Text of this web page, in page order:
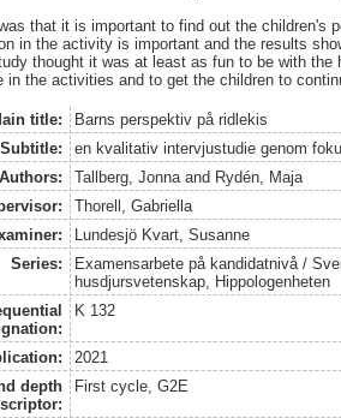
that it is important to find out the children's
in the activity is important and the results
thought it was at least as fun to be with
in the activities and to get the children to
title:
Barns perspektiv på ridlekis
Subtitle:
en kvalitativ intervjustudie genom
Authors:
Tallberg, Jonnaand Rydén, Maja
Thorell, Gabriella
Lundesjö Kvart, Susanne
Series:
Examensarbete på kandidatnivå /
husdjursvetenskap, Hippologenheten
K 132
2021
depth
First cycle, G2E